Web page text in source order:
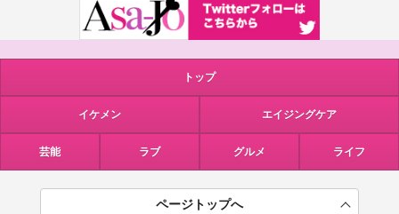
トップ
イケメン エイジングケア
芸能 ラブ グルメ ライフ
ページトップへ